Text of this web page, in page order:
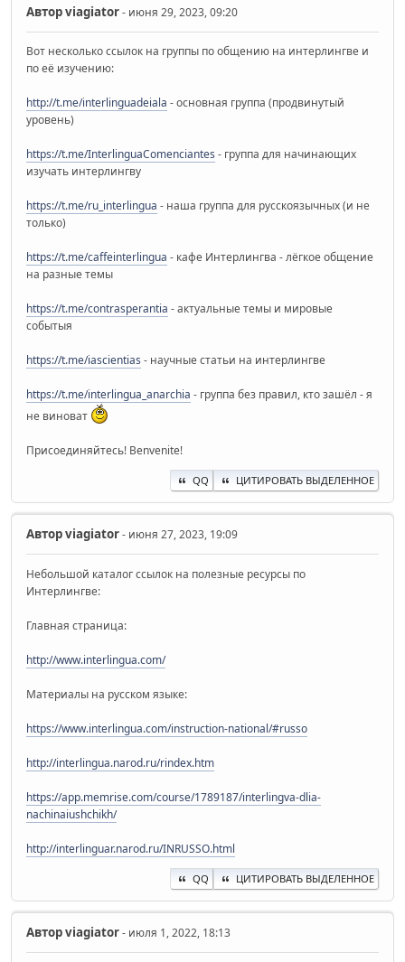
Авторviagiator- июня 29, 2023, 09:20
Вот несколько ссылок на группы по общению на интерлингве и
по её изучению:
http://t.me/interlinguadeiala - основная группа (продвинутый
уровень)
https://t.me/InterlinguaComenciantes - группа для начинающих
изучать интерлингву
https://t.me/ru_interlingua - наша группа для русскоязычных (и не
только)
https://t.me/caffeinterlingua - кафе Интерлингва - лёгкое общение
на разные темы
https://t.me/contrasperantia - актуальные темы и мировые
событыя
https://t.me/iascientias - научные статьи на интерлингве
https://t.me/interlingua_anarchia - группа без правил, кто зашёл - я
не виноват
Присоединяйтесь! Benvenite!
QQ ЦИТИРОВАТЬ ВЫДЕЛЕННОЕ
Авторviagiator- июня 27, 2023, 19:09
Небольшой каталог ссылок на полезные ресурсы по
Интерлингве:
Главная страница:
http://www.interlingua.com/
Материалы на русском языке:
https://www.interlingua.com/instruction-national/#russo
http://interlingua.narod.ru/rindex.htm
https://app.memrise.com/course/1789187/interlingva-dlia-
nachinaiushchikh/
http://interlinguar.narod.ru/INRUSSO.html
QQ ЦИТИРОВАТЬ ВЫДЕЛЕННОЕ
Авторviagiator- июля 1, 2022, 18:13